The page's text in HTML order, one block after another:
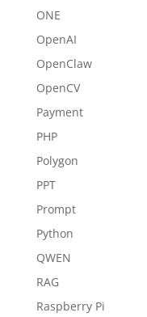
ONE
OpenAI
OpenClaw
OpenCV
Payment
PHP
Polygon
PPT
Prompt
Python
QWEN
RAG
Raspberry Pi